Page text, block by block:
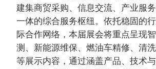
建集商贸采购、信息交流、产业服
一体的综合服务枢纽。依托稳固的
际合作网络，本届展会将重点呈现
测、新能源维保、燃油车精修、清
等展示内容，通过涵盖产品、技术